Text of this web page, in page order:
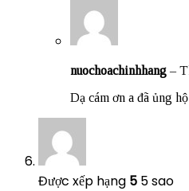
nuochoachinhhang –
Dạ cám ơn a đã ủng
Được xếp hạng 5 5 sao